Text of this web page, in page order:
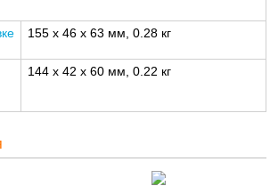
155 x 46 x 63 мм, 0.28 кг
144 x 42 x 60 мм, 0.22 кг